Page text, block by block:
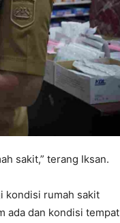
sakit,” terang Iksan.
kondisi rumah sakit
ada dan kondisi tempat